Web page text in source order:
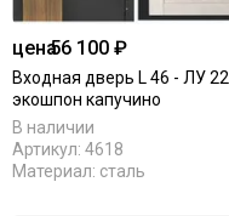
цена56 100 ₽
Входная дверь L 46 - ЛУ 22
экошпон капучино
В наличии
Артикул: 4618
Материал: сталь